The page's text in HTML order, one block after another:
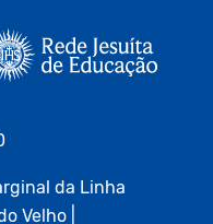
da Linha
Velho |